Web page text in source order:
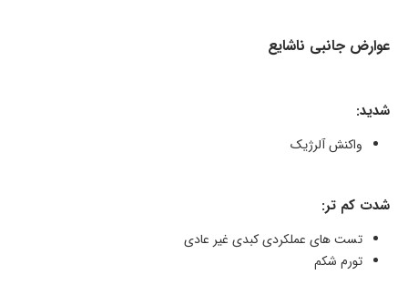
عوارض جانبی ناشایع
شدید:
واکنش آلرژیک
شدت کم تر:
تست های عملکردی کبدی غیر عادی
تورم شکم